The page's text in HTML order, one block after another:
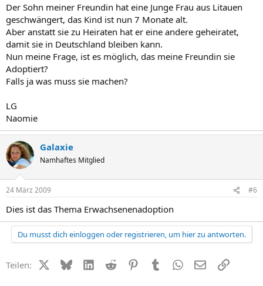
Der Sohn meiner Freundin hat eine Junge Frau aus Litauen
geschwängert, das Kind ist nun 7 Monate alt.
Aber anstatt sie zu Heiraten hat er eine andere geheiratet,
damit sie in Deutschland bleiben kann.
Nun meine Frage, ist es möglich, das meine Freundin sie
Adoptiert?
Falls ja was muss sie machen?
LG
Naomie
Galaxie
Namhaftes Mitglied
24 März 2009 #6
Dies ist das Thema Erwachsenenadoption
Du musst dich einloggen oder registrieren, um hier zu antworten.
Teilen: X (Twitter)
BlueskyLinkedIn
Reddit PinterestTumblr WhatsApp
E-MailLink